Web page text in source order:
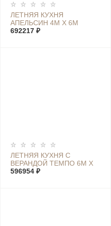
ЛЕТНЯЯ КУХНЯ
АПЕЛЬСИН 4М Х 6М
692217 ₽
ЛЕТНЯЯ КУХНЯ С
ВЕРАНДОЙ ТЕМПО 6М Х
6М
596954 ₽